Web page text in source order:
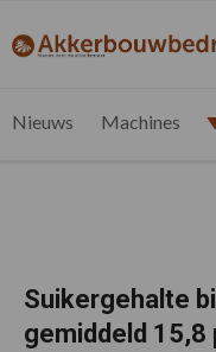
de
de
de
de
akkerbouwbedrijf.nl
Nieuws Machines
Suikergehalte
gemiddeld 15,8